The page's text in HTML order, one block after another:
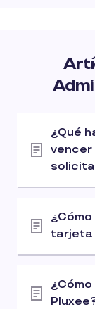
¿Qué
vencer
tarjeta